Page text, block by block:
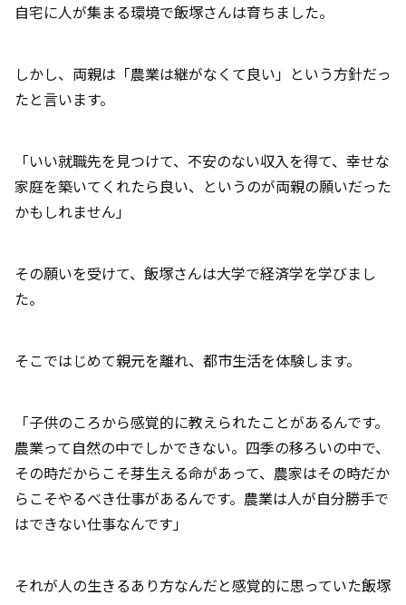
自宅に人が集まる環境で飯塚さんは育ちました。
しかし、両親は「農業は継がなくて良い」という方針だっ
たと言います。
「いい就職先を見つけて、不安のない収入を得て、幸せな
家庭を築いてくれたら良い、というのが両親の願いだった
かもしれません」
その願いを受けて、飯塚さんは大学で経済学を学びまし
た。
そこではじめて親元を離れ、都市生活を体験します。
「子供のころから感覚的に教えられたことがあるんです。
農業って自然の中でしかできない。四季の移ろいの中で、
その時だからこそ芽生える命があって、農家はその時だか
らこそやるべき仕事があるんです。農業は人が自分勝手で
はできない仕事なんです」
それが人の生きるあり方なんだと感覚的に思っていた飯塚